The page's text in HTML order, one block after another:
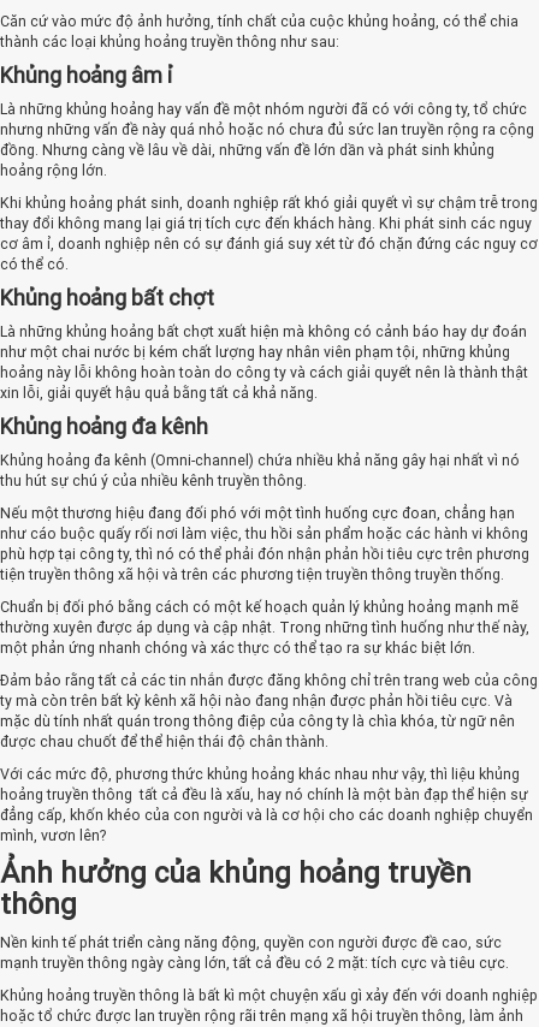
Căn cứ vào mức độ ảnh hưởng, tính chất của cuộc khủng hoảng, có thể chia
thành các loại khủng hoảng truyền thông như sau:
Khủng hoảng âm ỉ
Là những khủng hoảng hay vấn đề một nhóm người đã có với công ty, tổ chức
nhưng những vấn đề này quá nhỏ hoặc nó chưa đủ sức lan truyền rộng ra cộng
đồng. Nhưng càng về lâu về dài, những vấn đề lớn dần và phát sinh khủng
hoảng rộng lớn.
Khi khủng hoảng phát sinh, doanh nghiệp rất khó giải quyết vì sự chậm trễ trong
thay đổi không mang lại giá trị tích cực đến khách hàng. Khi phát sinh các nguy
cơ âm ỉ, doanh nghiệp nên có sự đánh giá suy xét từ đó chặn đứng các nguy cơ
có thể có.
Khủng hoảng bất chợt
Là những khủng hoảng bất chợt xuất hiện mà không có cảnh báo hay dự đoán
như một chai nước bị kém chất lượng hay nhân viên phạm tội, những khủng
hoảng này lỗi không hoàn toàn do công ty và cách giải quyết nên là thành thật
xin lỗi, giải quyết hậu quả bằng tất cả khả năng.
Khủng hoảng đa kênh
Khủng hoảng đa kênh (Omni-channel) chứa nhiều khả năng gây hại nhất vì nó
thu hút sự chú ý của nhiều kênh truyền thông.
Nếu một thương hiệu đang đối phó với một tình huống cực đoan, chẳng hạn
như cáo buộc quấy rối nơi làm việc, thu hồi sản phẩm hoặc các hành vi không
phù hợp tại công ty, thì nó có thể phải đón nhận phản hồi tiêu cực trên phương
tiện truyền thông xã hội và trên các phương tiện truyền thông truyền thống.
Chuẩn bị đối phó bằng cách có một kế hoạch quản lý khủng hoảng mạnh mẽ
thường xuyên được áp dụng và cập nhật. Trong những tình huống như thế này,
một phản ứng nhanh chóng và xác thực có thể tạo ra sự khác biệt lớn.
Đảm bảo rằng tất cả các tin nhắn được đăng không chỉ trên trang web của công
ty mà còn trên bất kỳ kênh xã hội nào đang nhận được phản hồi tiêu cực. Và
mặc dù tính nhất quán trong thông điệp của công ty là chìa khóa, từ ngữ nên
được chau chuốt để thể hiện thái độ chân thành.
Với các mức độ, phương thức khủng hoảng khác nhau như vậy, thì liệu khủng
hoảng truyền thông tất cả đều là xấu, hay nó chính là một bàn đạp thể hiện sự
đẳng cấp, khốn khéo của con người và là cơ hội cho các doanh nghiệp chuyển
mình, vươn lên?
Ảnh hưởng của khủng hoảng truyền
thông
Nền kinh tế phát triển càng năng động, quyền con người được đề cao, sức
mạnh truyền thông ngày càng lớn, tất cả đều có 2 mặt: tích cực và tiêu cực.
Khủng hoảng truyền thông là bất kì một chuyện xấu gì xảy đến với doanh nghiệp
hoặc tổ chức được lan truyền rộng rãi trên mạng xã hội truyền thông, làm ảnh